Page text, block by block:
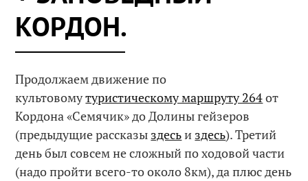
КОРДОН.
Продолжаем движение по
культовомутуристическому маршруту 264от
Кордона «Семячик» до Долины гейзеров
(предыдущие рассказы здесьи здесь). Третий
день был совсем не сложный по ходовой части
(надо пройти всего-то около 8км), да плюс день